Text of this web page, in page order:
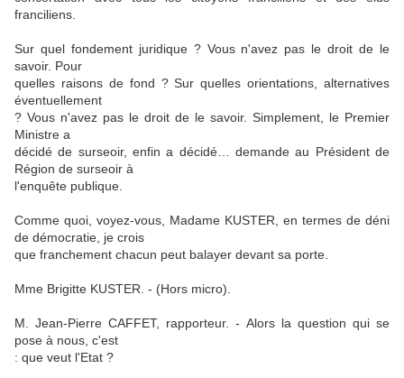
franciliens.
Sur quel fondement juridique ? Vous n'avez pas le droit de le
savoir. Pour
quelles raisons de fond ? Sur quelles orientations, alternatives
éventuellement
? Vous n'avez pas le droit de le savoir. Simplement, le Premier
Ministre a
décidé de surseoir, enfin a décidé… demande au Président de
Région de surseoir à
l'enquête publique.
Comme quoi, voyez-vous, Madame KUSTER, en termes de déni
de démocratie, je crois
que franchement chacun peut balayer devant sa porte.
Mme Brigitte KUSTER. - (Hors micro).
M. Jean-Pierre CAFFET, rapporteur. - Alors la question qui se
pose à nous, c'est
: que veut l'Etat ?